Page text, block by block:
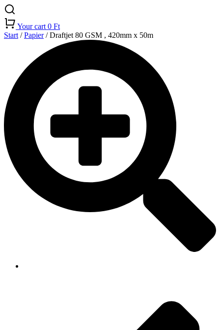
Your cart 0 Ft
Start/Papier/ Draftjet 80 GSM , 420mm x 50m